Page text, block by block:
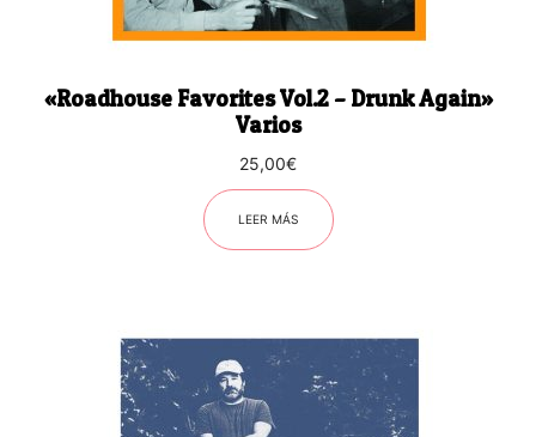
«Roadhouse Favorites Vol.2 – Drunk Again»
Varios
25,00€
LEER MÁS